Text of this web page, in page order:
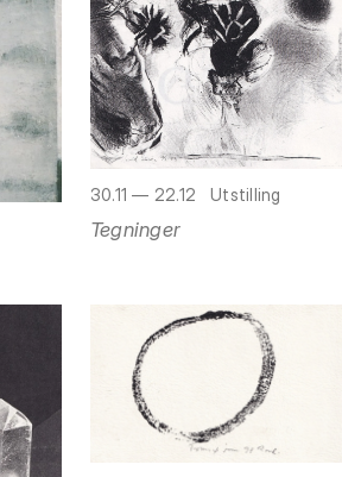
30.11 — 22.12 Utstilling
Tegninger